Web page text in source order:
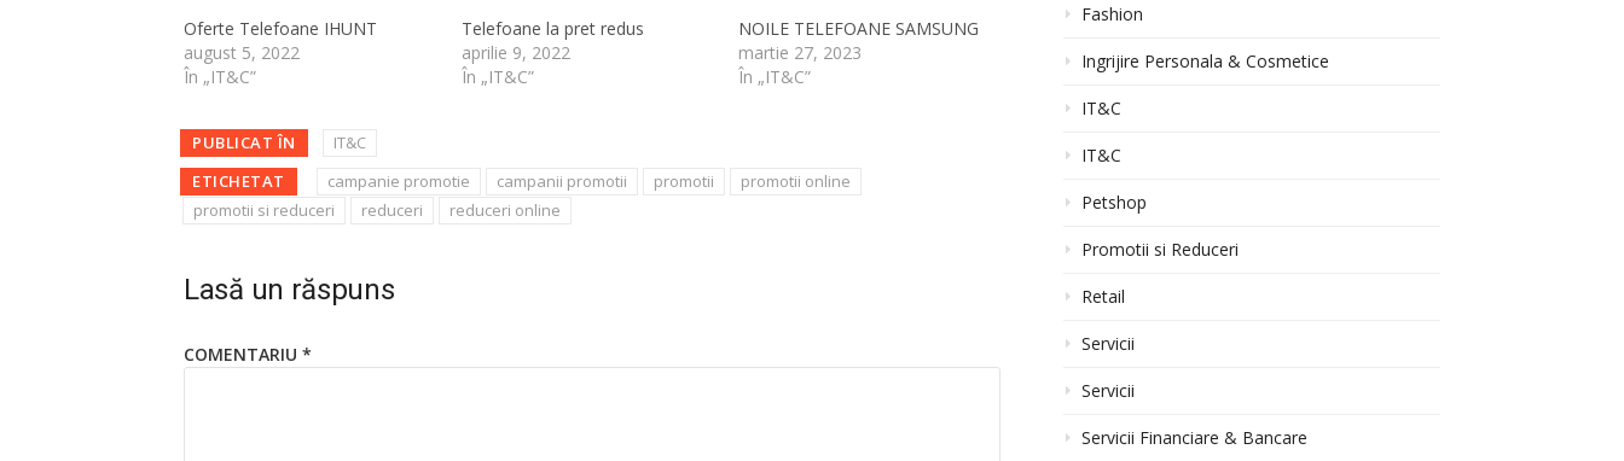
Oferte Telefoane IHUNT
august 5, 2022
În „IT&C”
Telefoane la pret redus
aprilie 9, 2022
În „IT&C”
NOILE TELEFOANE SAMSUNG
martie 27, 2023
În „IT&C”
PUBLICAT ÎN
IT&C
ETICHETAT
campanie promotie campanii promotii promotii
promotii online
promotii si reduceri
reduceri reduceri online
Lasă un răspuns
COMENTARIU *
Fashion
Ingrijire Personala & Cosmetice
IT&C
IT&C
Petshop
Promotii si Reduceri
Retail
Servicii
Servicii
Servicii Financiare & Bancare